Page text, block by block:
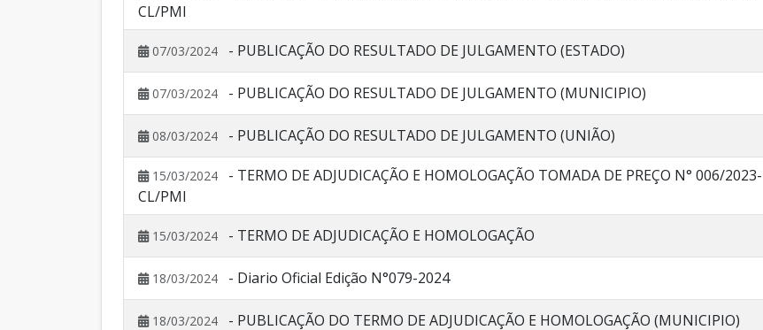
CL/PMI
07/03/2024 - PUBLICAÇÃO DO RESULTADO DE JULGAMENTO (ESTADO)
07/03/2024 - PUBLICAÇÃO DO RESULTADO DE JULGAMENTO (MUNICIPIO)
08/03/2024 - PUBLICAÇÃO DO RESULTADO DE JULGAMENTO (UNIÃO)
15/03/2024
- TERMO DE ADJUDICAÇÃO E HOMOLOGAÇÃO TOMADA DE PREÇO N° 006/2023-
CL/PMI
15/03/2024 - TERMO DE ADJUDICAÇÃO E HOMOLOGAÇÃO
18/03/2024 - Diario Oficial Edição N°079-2024
18/03/2024 - PUBLICAÇÃO DO TERMO DE ADJUDICAÇÃO E HOMOLOGAÇÃO (MUNICIPIO)